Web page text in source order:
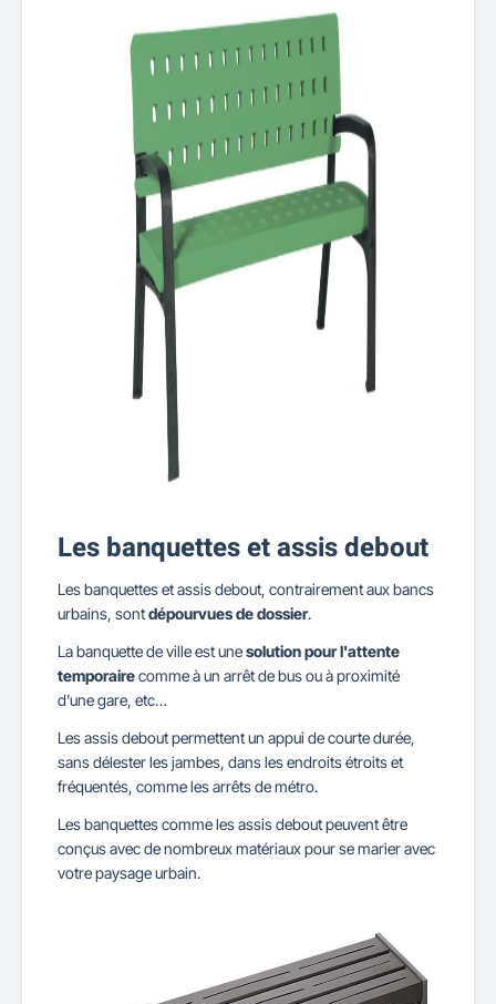
Les banquettes et assis debout
Les banquettes et assis debout, contrairement aux bancs
urbains, sontdépourvues de dossier.
La banquette de ville est unesolution pour l'attente
temporairecomme à un arrêt de bus ou à proximité
d'une gare, etc…
Les assis debout permettent un appui de courte durée,
sans délester les jambes, dans les endroits étroits et
fréquentés, comme les arrêts de métro.
Les banquettes comme les assis debout peuvent être
conçus avec de nombreux matériaux pour se marier avec
votre paysage urbain.